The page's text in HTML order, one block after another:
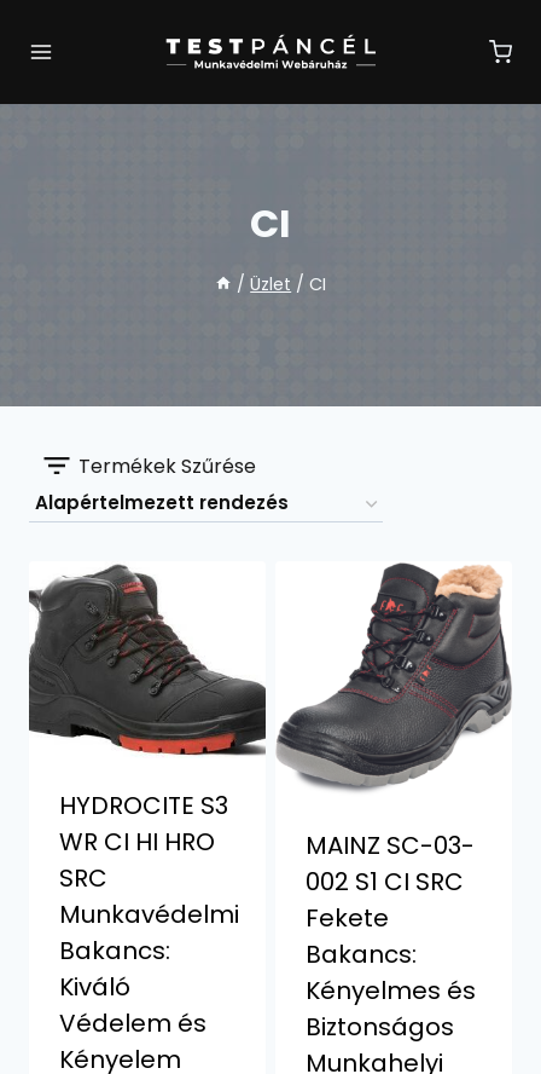
CI
/ Üzlet / CI
Termékek Szűrése
HYDROCITE S3
WR CI HI HRO
SRC
Munkavédelmi
Bakancs:
Kiváló
Védelem és
Kényelem
MAINZ SC-03-
002 S1 CI SRC
Fekete
Bakancs:
Kényelmes és
Biztonságos
Munkahelyi